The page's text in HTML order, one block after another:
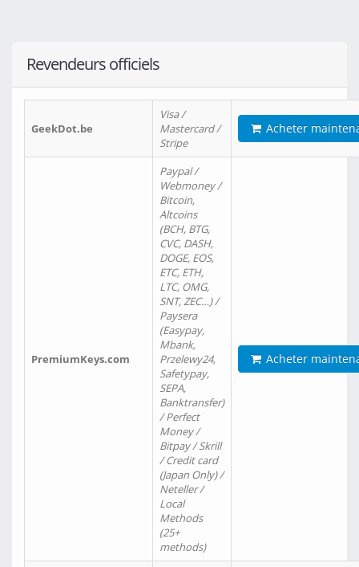
Revendeurs officiels
GeekDot.be
Visa /
Mastercard /
Stripe
Acheter
PremiumKeys.com
Paypal /
Webmoney /
Bitcoin,
Altcoins
(BCH, BTG,
CVC, DASH,
DOGE, EOS,
ETC, ETH,
LTC, OMG,
SNT, ZEC…) /
Paysera
(Easypay,
Mbank,
Przelewy24,
Safetypay,
SEPA,
Banktransfer)
/ Perfect
Money /
Bitpay / Skrill
/ Credit card
(Japan Only) /
Neteller /
Local
Methods
(25+
methods)
Acheter